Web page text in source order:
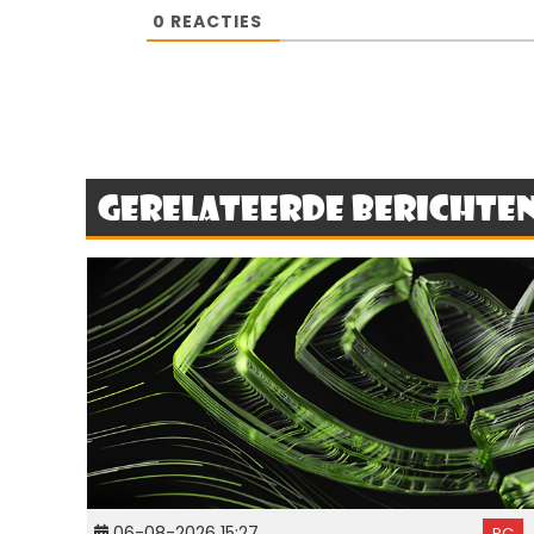
0 REACTIES
Gerelateerde